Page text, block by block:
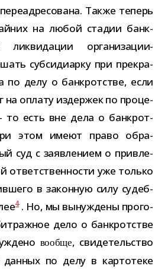
Также теперь
на любой ста­дии банк­
организации-​
суб­си­диарку при пре­кра­
по делу о банк­рот­стве, если
на оплату издер­жек по про­це­
то есть вне дела о банк­рот­
этом имеют право обра­
суд с заяв­ле­нием о при­вле­
ответ­ствен­но­сти уже только
в закон­ную силу судеб­
4. Но, мы вынуж­дены про­го­
дело о банк­рот­стве
вообще, сви­де­тель­ство
по делу в кар­то­теке